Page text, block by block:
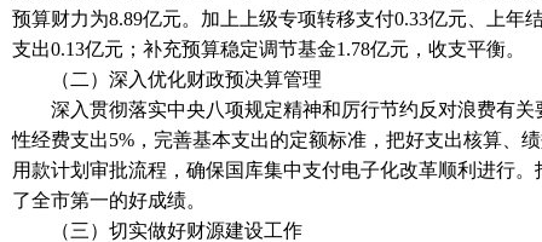
预算财力为8.89亿元。加上上级专项转移支付0.33亿元、上年
支出0.13亿元；补充预算稳定调节基金1.78亿元，收支平衡。
（二）深入优化财政预决算管理
深入贯彻落实中央八项规定精神和厉行节约反对浪费有关
性经费支出5%，完善基本支出的定额标准，把好支出核算、
用款计划审批流程，确保国库集中支付电子化改革顺利进行
了全市第一的好成绩。
（三）切实做好财源建设工作